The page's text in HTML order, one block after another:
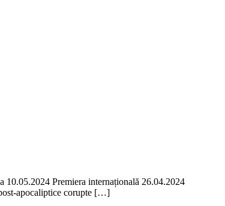
Premiera internațională 26.04.2024
apocaliptice corupte […]